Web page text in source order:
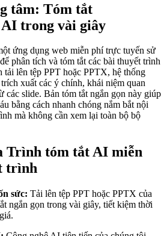
tâm: Tóm tắt
trong vài giây
ứng dụng web miễn phí trực tuyến sử
phân tích và tóm tắt các bài thuyết trình
tải lên tệp PPT hoặc PPTX, hệ thống
xuất các ý chính, khái niệm quan
các slide. Bản tóm tắt ngắn gọn này giúp
bằng cách nhanh chóng nắm bắt nội
mà không cần xem lại toàn bộ bộ
Trình tóm tắt AI miễn
trình
sức: Tải lên tệp PPT hoặc PPTX của
ngắn gọn trong vài giây, tiết kiệm thời